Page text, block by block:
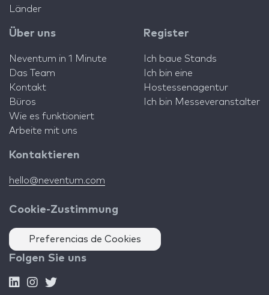
Länder
Über uns
Neventum in 1 Minute
Das Team
Kontakt
Büros
Wie es funktioniert
Arbeite mit uns
Register
Ich baue Stands
Ich bin eine
Hostessenagentur
Ich bin Messeveranstalter
Kontaktieren
hello@neventum.com
Cookie-Zustimmung
Preferencias de Cookies
Folgen Sie uns